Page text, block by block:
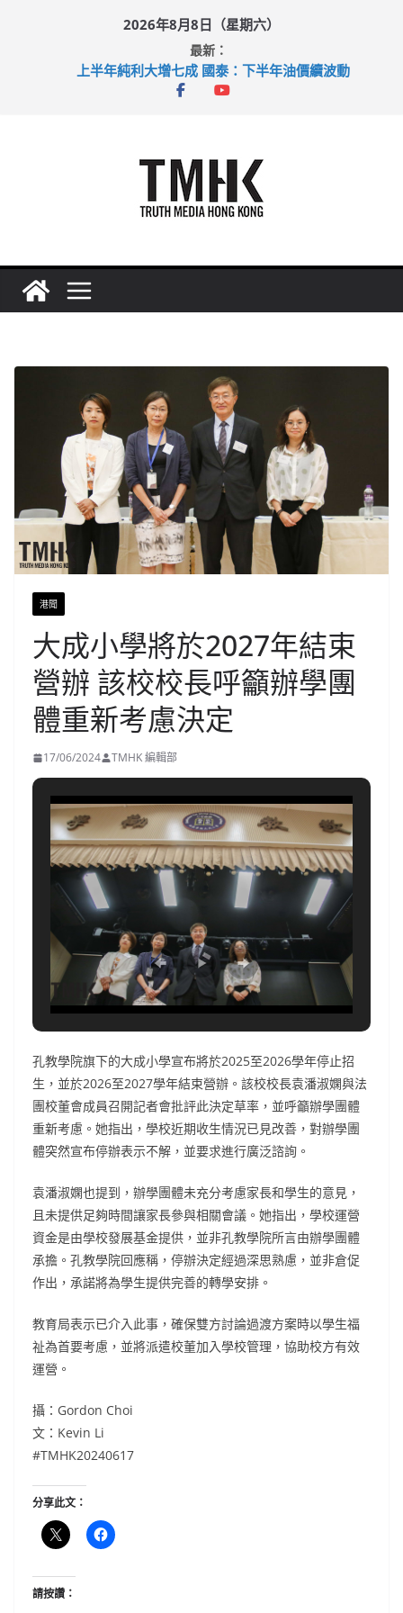
2026年8月8日（星期六）
最新：
上半年純利大增七成 國泰：下半年油價續波動
拜仁熱身賽挫維拉 啟德主場館奪錦標
港聞
大成小學將於2027年結束
營辦 該校校長呼籲辦學團
體重新考慮決定
17/06/2024 TMHK 編輯部
孔教學院旗下的大成小學宣布將於2025至2026學年停止招
生，並於2026至2027學年結束營辦。該校校長袁潘淑嫻與法
團校董會成員召開記者會批評此決定草率，並呼籲辦學團體
重新考慮。她指出，學校近期收生情況已見改善，對辦學團
體突然宣布停辦表示不解，並要求進行廣泛諮詢。
袁潘淑嫻也提到，辦學團體未充分考慮家長和學生的意見，
且未提供足夠時間讓家長參與相關會議。她指出，學校運營
資金是由學校發展基金提供，並非孔教學院所言由辦學團體
承擔。孔教學院回應稱，停辦決定經過深思熟慮，並非倉促
作出，承諾將為學生提供完善的轉學安排。
教育局表示已介入此事，確保雙方討論過渡方案時以學生福
祉為首要考慮，並將派遣校董加入學校管理，協助校方有效
運營。
攝：Gordon Choi
文：Kevin Li
#TMHK20240617
分享此文：
請按讚：